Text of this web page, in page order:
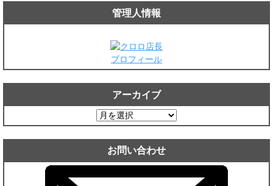
管理人情報
プロフィール
アーカイブ
ア
ー
カ
ブ
お問い合わせ